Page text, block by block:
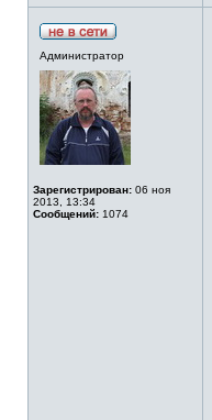
Администратор
Зарегистрирован: 06 ноя
2013, 13:34
Сообщений: 1074